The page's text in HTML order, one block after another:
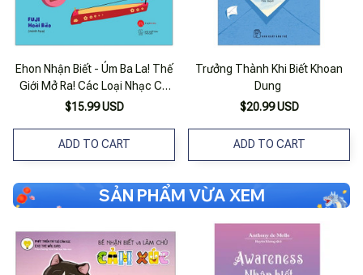
Ehon Nhận Biết - Úm Ba La! Thế
Giới Mở Ra! Các Loại Nhạc Cụ
(từ 0 - 6 Tuổi)
$15.99 USD
ADD TO CART
Trưởng Thành Khi Biết Khoan
Dung
$20.99 USD
ADD TO CART
SẢN PHẨM VỪA XEM